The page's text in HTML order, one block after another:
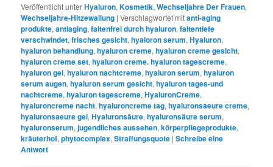
Veröffentlicht unterHyaluron,Kosmetik,Wechseljahre Der Frauen,
Wechseljahre-Hitzewallung |Verschlagwortet mitanti-aging
produkte,antiaging,faltenfrei durch hyaluron,faltentiefe
verschwindet,frisches gesicht,hyaloron serum,Hyaluron,
hyaluron behandlung,hyaluron creme,hyaluron creme gesicht,
hyaluron creme set,hyaluron creme. hyaluron tagescreme,
hyaluron gel,hyaluron nachtcreme,hyaluron serum,hyaluron
serum augen,hyaluron serum gesicht,hyaluron tages-und
nachtcreme,hyaluron tagescreme,HyaluronCreme,
hyaluroncreme nacht,hyaluroncreme tag,hyaluronsaeure creme,
hyaluronsaeure gel,Hyaluronsäure,hyaluronsäure serum,
hyaluronserum,jugendliches aussehen,körperpflegeprodukte,
kräuterhof,phytocomplex,Straffungsquote |Schreibe eine
Antwort